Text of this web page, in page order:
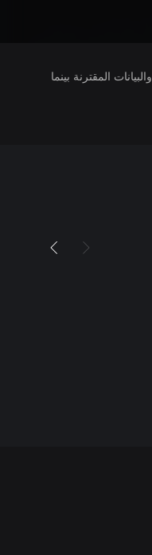
يتلقى ناشرو الألعاب التي تقوم بتشغيلها وصولاً إلى معلومات ملف تعريفك في Xbox والبيانات المقترنة بينما